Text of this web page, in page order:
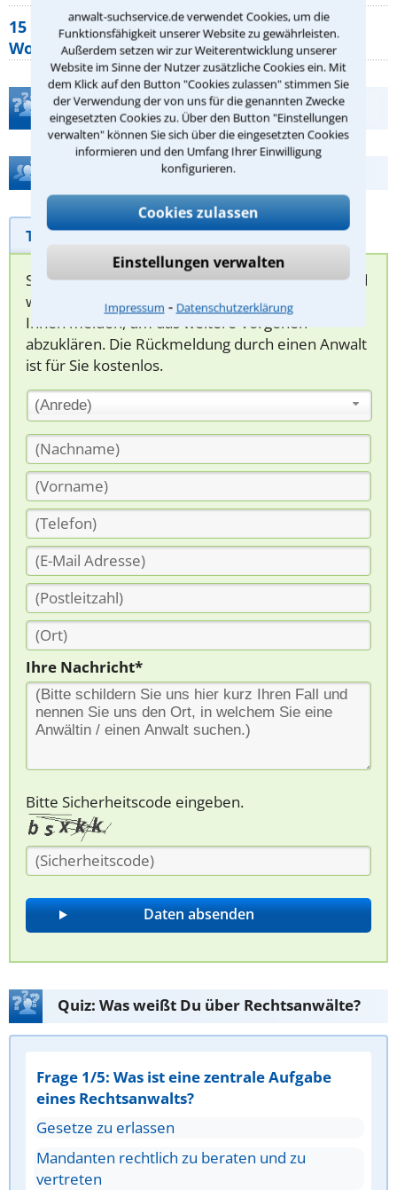
anwalt-suchservice.de verwendet Cookies, um die
Funktionsfähigkeit unserer Website zu gewährleisten.
Außerdem setzen wir zur Weiterentwicklung unserer
Website im Sinne der Nutzer zusätzliche Cookies ein. Mit
dem Klick auf den Button "Cookies zulassen" stimmen Sie
der Verwendung der von uns für die genannten Zwecke
eingesetzten Cookies zu. Über den Button "Einstellungen
verwalten" können Sie sich über die eingesetzten Cookies
informieren und den Umfang Ihrer Einwilligung
konfigurieren.
Cookies zulassen
Einstellungen verwalten
Impressum ⁃ Datenschutzerklärung
15 elementare Rechte, die jeder
Wohnungseigentümer kennen sollte
Teste Dein Rechtswissen
Hilfe bei Ihrer Anwaltsuche?
Telefonhilfe Beratungsanfrage
Sie können hier Ihren Fall schildern. Anschließend
werden sich spezialisierte Rechtsanwälte bei
Ihnen melden, um das weitere Vorgehen
abzuklären. Die Rückmeldung durch einen Anwalt
ist für Sie kostenlos.
(Anrede)
Ihre Nachricht*
Bitte Sicherheitscode eingeben.
Quiz: Was weißt Du über Rechtsanwälte?
Frage 1/5: Was ist eine zentrale Aufgabe
eines Rechtsanwalts?
Gesetze zu erlassen
Mandanten rechtlich zu beraten und zu
vertreten